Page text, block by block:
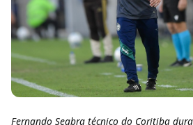
Fernando Seabra técnico do Coritiba